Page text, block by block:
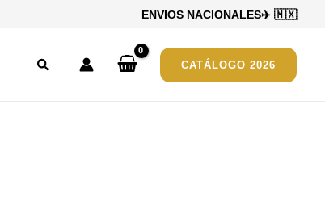
ENVIOS NACIONALES✈️ 🇲🇽
Buscar CATÁLOGO 2026